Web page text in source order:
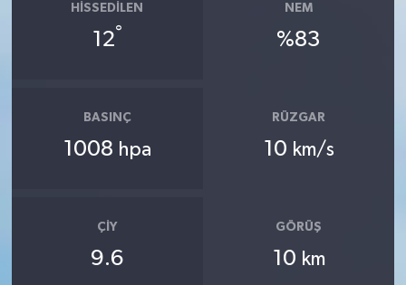
HISSEDILEN
12°
NEM
%83
BASINÇ
1008 hpa
RÜZGAR
10 km/s
ÇIY
9.6
GÖRÜŞ
10 km